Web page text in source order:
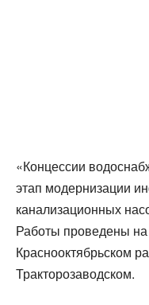
«Концессии
этап модернизации
канализационных
Работы проведены
Краснооктябрьском
Тракторозаводском.